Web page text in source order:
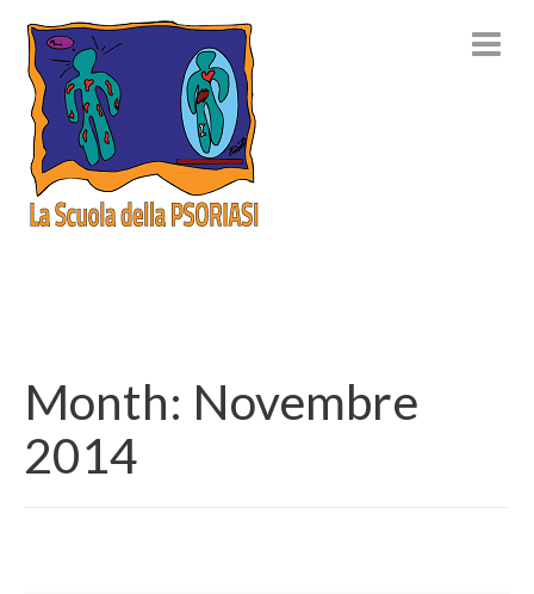
Month: Novembre
2014